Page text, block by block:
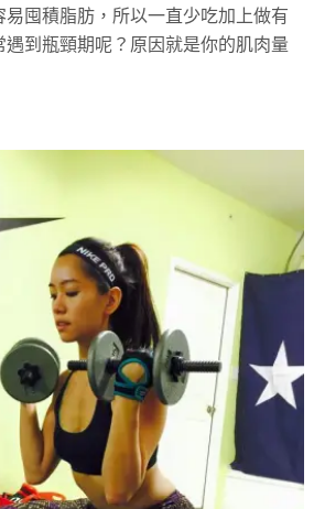
囤積脂肪，所以一直少吃加上做有
到瓶頸期呢？原因就是你的肌肉量